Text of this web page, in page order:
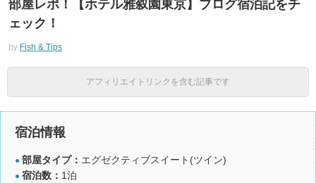
部屋レポ！【ホテル雅叙園東京】ブログ宿泊記をチ
ェック！
by Fish & Tips
アフィリエイトリンクを含む記事です
宿泊情報
● 部屋タイプ： エグゼクティブスイート(ツイン)
● 宿泊数： 1泊